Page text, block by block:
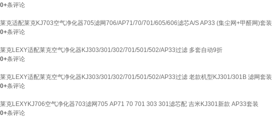
0+条评论
莱克适配莱克KJ703空气净化器705滤网706/AP71/70/701/605/606滤芯A/S AP33 (集尘网+甲醛网)套装
0+条评论
莱克LEXY适配莱克空气净化器KJ303/301/302/701/501/502/AP33过滤 多套自动9折
0+条评论
莱克LEXY适配莱克空气净化器KJ303/301/302/701/501/502/AP33过滤 老款机型KJ301/301B 滤网套装
0+条评论
莱克LEXYKJ706空气净化器703滤网705 AP71 70 701 303 301滤芯配 吉米KJ301新款 AP33套装
0+条评论